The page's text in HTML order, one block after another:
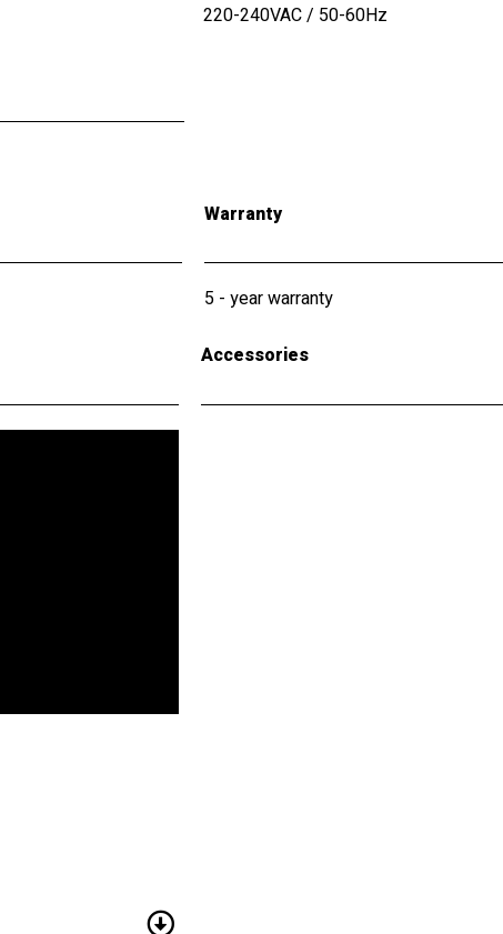
220-240VAC / 50-60Hz
Warranty
5 - year warranty
Accessories